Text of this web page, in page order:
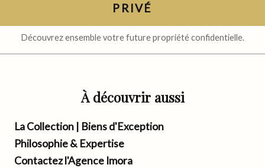
PRIVÉ
Découvrez ensemble votre future propriété confidentielle.
À découvrir aussi
La Collection | Biens d'Exception
Philosophie & Expertise
Contactez l'Agence Imora